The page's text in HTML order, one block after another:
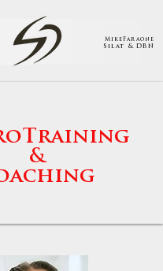
MikeFaraone
Silat & DBN
&